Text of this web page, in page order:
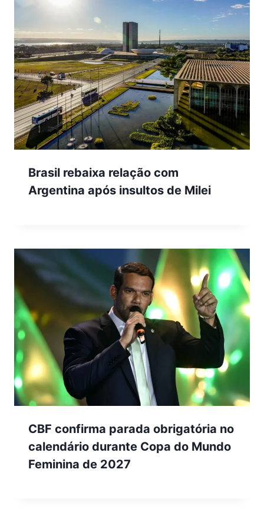
Brasil rebaixa relação com
Argentina após insultos de Milei
CBF confirma parada obrigatória no
calendário durante Copa do Mundo
Feminina de 2027